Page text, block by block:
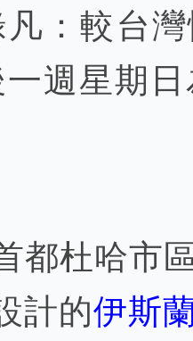
：較台
週星期
都杜哈市
計的伊斯